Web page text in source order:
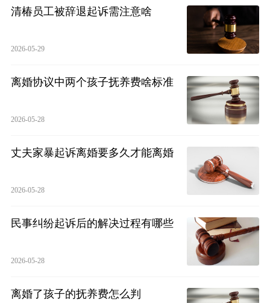
清椿员工被辞退起诉需注意啥
2026-05-29
离婚协议中两个孩子抚养费啥标准
2026-05-28
丈夫家暴起诉离婚要多久才能离婚
2026-05-28
民事纠纷起诉后的解决过程有哪些
2026-05-28
离婚了孩子的抚养费怎么判